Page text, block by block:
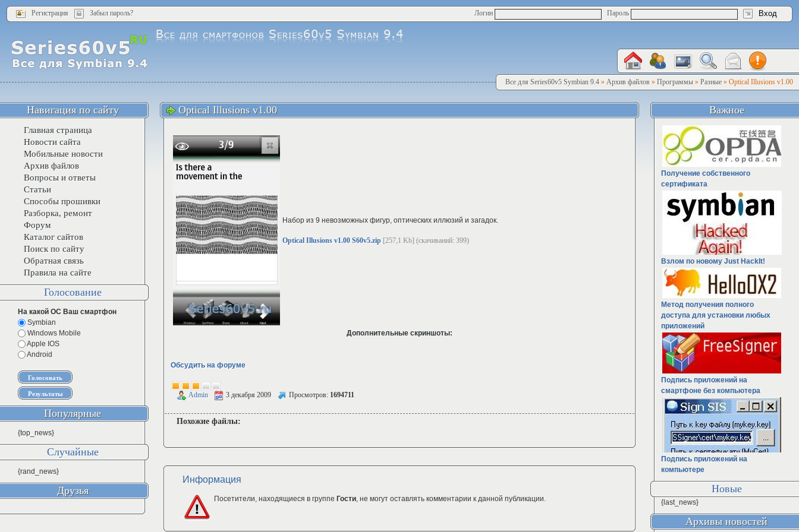
Регистрация Забыл пароль? Логин Пароль
Все для Series60v5 Symbian 9.4 » Архив файлов » Программы » Разные » Optical Illusions v1.00
Optical Illusions v1.00
Набор из 9 невозможных фигур, оптических иллюзий и загадок.
Optical Illusions v1.00 S60v5.zip [257,1 Kb] (cкачиваний: 399)
Дополнительные скриншоты:
Обсудить на форуме
Admin 3 декабря 2009 Просмотров: 1694711
Похожие файлы:
Информация
Посетители, находящиеся в группе Гости, не могут оставлять комментарии к данной публикации.
Навигация по сайту
Главная страница
Новости сайта
Мобильные новости
Архив файлов
Вопросы и ответы
Статьи
Способы прошивки
Разборка, ремонт
Форум
Каталог сайтов
Поиск по сайту
Обратная связь
Правила на сайте
Голосование
На какой ОС Ваш смартфон
Symbian
Windows Mobile
Apple IOS
Android
Популярные
{top_news}
Случайные
{rand_news}
Друзья
Важное
Получение собственного
сертификата
Взлом по новому Just HackIt!
Метод получения полного
доступа для установки любых
приложений
Подпись приложений на
смартфоне без компьютера
Подпись приложений на
компьютере
Новые
{last_news}
Архивы новостей